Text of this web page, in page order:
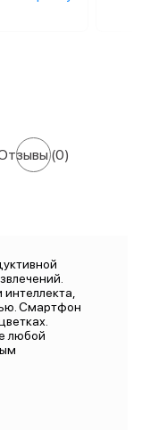
(0)
Смартфон
любой